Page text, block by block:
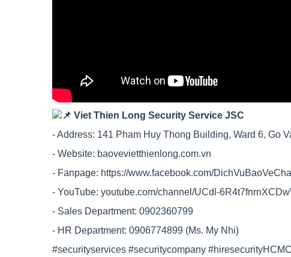
Viet Thien Long Security Service JSC
- Address: 141 Pham Huy Thong Building, Ward 6, Go
- Website: baovevietthienlong.com.vn
- Fanpage: https://www.facebook.com/
- YouTube: youtube.com/channel/UCdl-
- Sales Department: 0902360799
- HR Department: 0906774899 (Ms. My Nhi)
#securityservices #securitycompany #hiresecurityHCMC